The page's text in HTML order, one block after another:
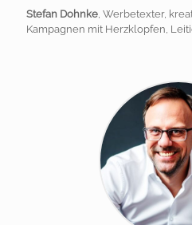
Stefan Dohnke, Werbetexter,
Kampagnen mit Herzklopfen,